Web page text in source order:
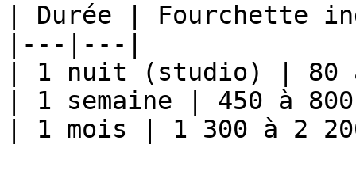
| Durée | Fourchette
|---|---|
| 1 nuit (studio) | 80
| 1 semaine | 450 à
| 1 mois | 1 300 à 2